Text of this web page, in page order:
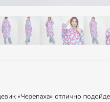
«Черепаха» отлично